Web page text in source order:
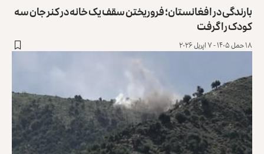
بارندگی در افغانستان؛ فروریختن سقف یک خانه در کنر جان سه
کودک را گرفت
۱۸ حمل ۱۴۰۵ - ۷ اپریل ۲۰۲۶